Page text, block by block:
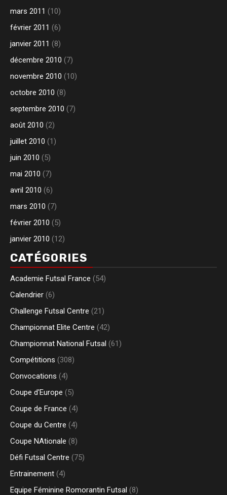
mars 2011 (10)
février 2011 (6)
janvier 2011 (8)
décembre 2010 (7)
novembre 2010 (10)
octobre 2010 (8)
septembre 2010 (7)
août 2010 (2)
juillet 2010 (1)
juin 2010 (5)
mai 2010 (7)
avril 2010 (6)
mars 2010 (7)
février 2010 (5)
janvier 2010 (12)
CATÉGORIES
Academie Futsal France (54)
Calendrier (6)
Challenge Futsal Centre (21)
Championnat Elite Centre (42)
Championnat National Futsal (61)
Compétitions (308)
Convocations (4)
Coupe d'Europe (5)
Coupe de France (4)
Coupe du Centre (4)
Coupe NAtionale (8)
Défi Futsal Centre (75)
Entrainement (4)
Equipe Féminine Romorantin Futsal (8)